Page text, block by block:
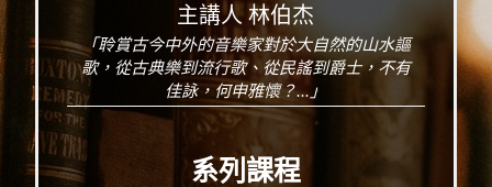
主講人 林伯杰
「聆賞古今中外的音樂家對於大自然的山水謳
歌，從古典樂到流行歌、從民謠到爵士，不有
佳詠，何申雅懷？...」
系列課程